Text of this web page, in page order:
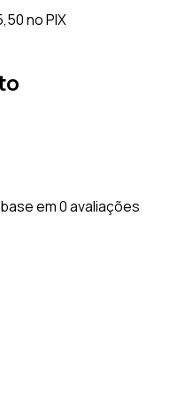
no PIX
em 0 avaliações